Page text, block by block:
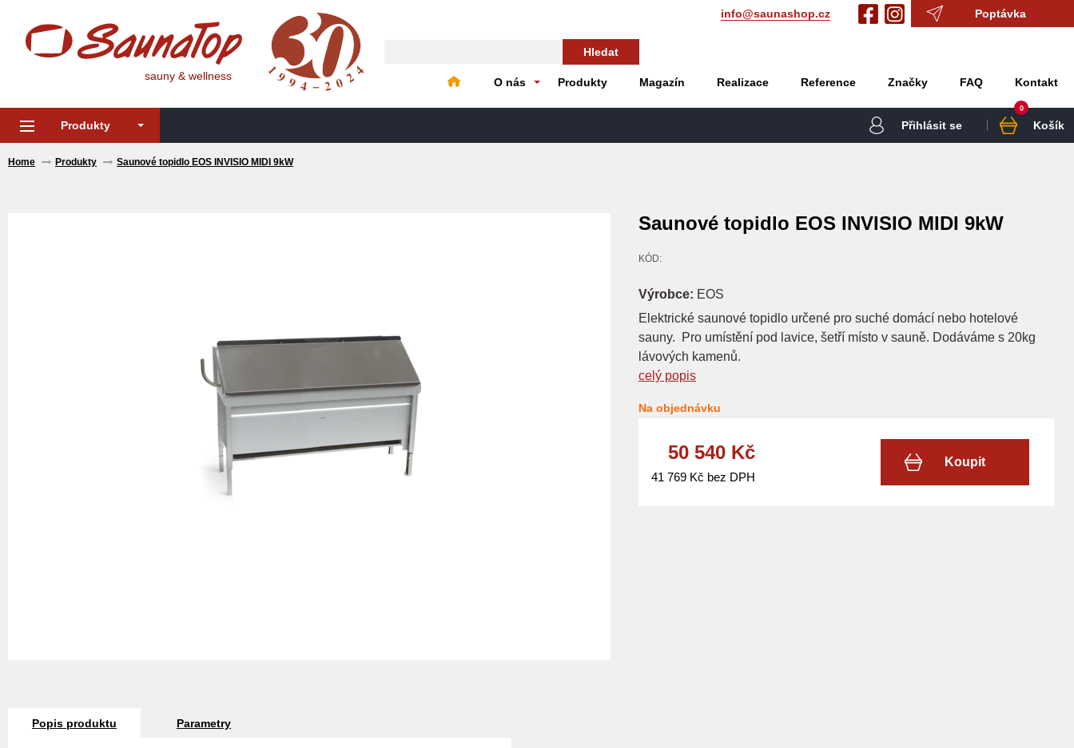
info@saunashop.cz Poptávka
sauny & wellness
Hledat
O nás Produkty Magazín Realizace Reference Značky FAQ Kontakt
Produkty Přihlásit se
0
Košík
Home Produkty Saunové topidlo EOS INVISIO MIDI 9kW
Saunové topidlo EOS INVISIO MIDI 9kW
KÓD:
Výrobce: EOS
Elektrické saunové topidlo určené pro suché domácí nebo hotelové
sauny. Pro umístění pod lavice, šetří místo v sauně. Dodáváme s 20kg
lávových kamenů.
celý popis
Na objednávku
50 540 Kč
41 769 Kč bez DPH
Koupit
Popis produktu Parametry